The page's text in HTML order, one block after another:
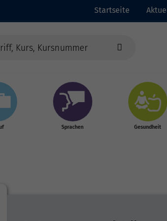
Startseite
Sprachen Gesundheit